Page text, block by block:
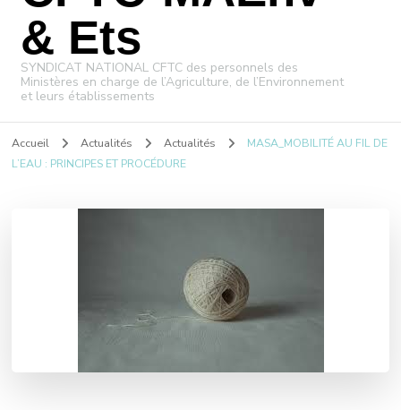
& Ets
SYNDICAT NATIONAL CFTC des personnels des
Ministères en charge de l’Agriculture, de l’Environnement
et leurs établissements
Accueil Actualités Actualités
MASA_MOBILITÉ AU FIL DE
L’EAU : PRINCIPES ET PROCÉDURE